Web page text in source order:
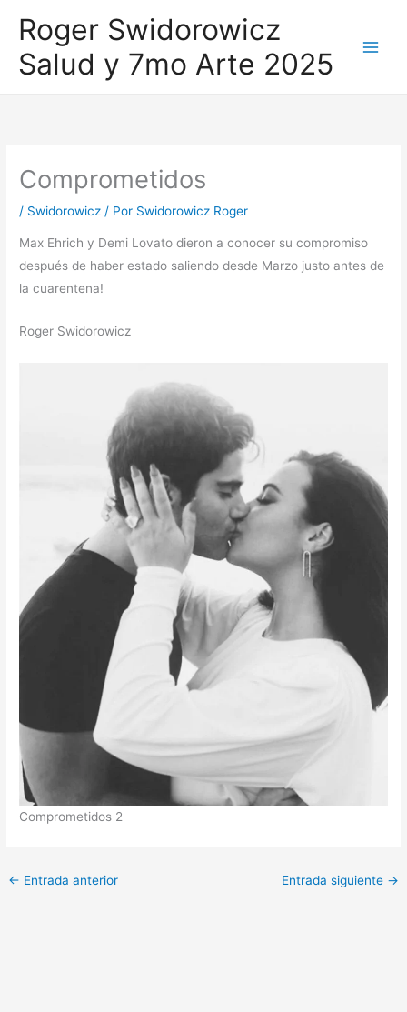
contenido
Roger Swidorowicz
Salud y 7mo Arte 2025
Comprometidos
/ Swidorowicz / Por Swidorowicz Roger
Max Ehrich y Demi Lovato dieron a conocer su compromiso
después de haber estado saliendo desde Marzo justo antes de
la cuarentena!
Roger Swidorowicz
Comprometidos 2
← Entrada anterior Entrada siguiente →